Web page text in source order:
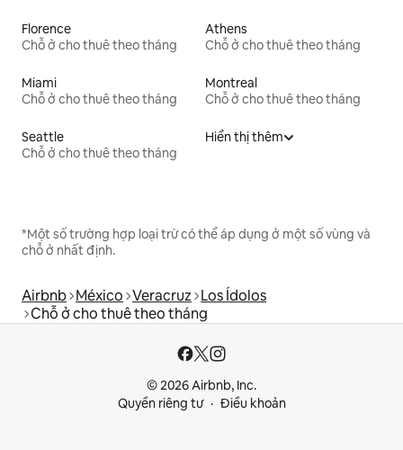
Florence
Chỗ ở cho thuê theo tháng
Athens
Chỗ ở cho thuê theo tháng
Miami
Chỗ ở cho thuê theo tháng
Montreal
Chỗ ở cho thuê theo tháng
Seattle
Chỗ ở cho thuê theo tháng
Hiển thị thêm
*Một số trường hợp loại trừ có thể áp dụng ở một số vùng và
chỗ ở nhất định.
Airbnb México Veracruz Los Ídolos
Chỗ ở cho thuê theo tháng
© 2026 Airbnb, Inc.
Quyền riêng tư
Điều khoản